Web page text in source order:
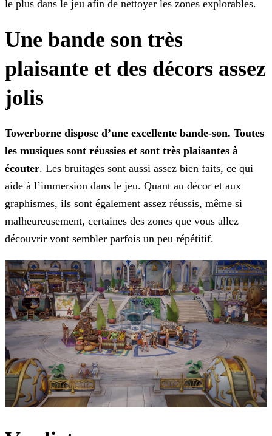
le plus dans le jeu afin de nettoyer les zones explorables.
Une bande son très
plaisante et des décors assez
jolis
Towerborne dispose d’une excellente bande-son. Toutes
les musiques sont réussies et sont très plaisantes à
écouter. Les bruitages sont aussi assez bien faits, ce qui
aide à l’immersion dans le jeu. Quant au décor et aux
graphismes, ils sont également assez réussis, même si
malheureusement, certaines des zones que vous allez
découvrir vont sembler parfois un peu répétitif.